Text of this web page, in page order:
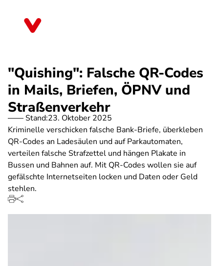
"Quishing": Falsche QR-Codes
in Mails, Briefen, ÖPNV und
Straßenverkehr
Stand:23. Oktober 2025
Kriminelle verschicken falsche Bank-Briefe, überkleben
QR-Codes an Ladesäulen und auf Parkautomaten,
verteilen falsche Strafzettel und hängen Plakate in
Bussen und Bahnen auf. Mit QR-Codes wollen sie auf
gefälschte Internetseiten locken und Daten oder Geld
stehlen.